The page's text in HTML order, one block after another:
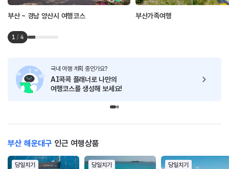
부산 ~ 경남 양산시 여행코스 부산가족여행
1 / 4
국내 여행 계획 중인가요?
AI콕콕 플래너로 나만의
여행코스를 생성해 보세요!
부산 해운대구 인근 여행상품
당일치기 당일치기 당일치기